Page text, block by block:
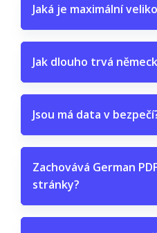
Jaká je maximální
Jak dlouho trvá
Jsou má data v
Zachovává German
stránky?